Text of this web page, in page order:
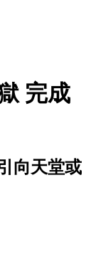
完成
向天堂或